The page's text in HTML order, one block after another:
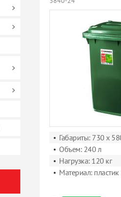
Габариты: 730 х
Объем: 240 л
Нагрузка: 120 кг
Материал: пластик